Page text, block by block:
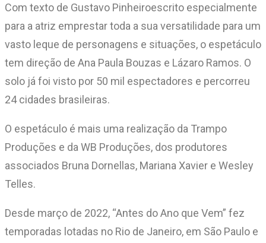
Com texto de Gustavo Pinheiroescrito especialmente
para a atriz emprestar toda a sua versatilidade para um
vasto leque de personagens e situações, o espetáculo
tem direção de Ana Paula Bouzas e Lázaro Ramos. O
solo já foi visto por 50 mil espectadores e percorreu
24 cidades brasileiras.
O espetáculo é mais uma realização da Trampo
Produções e da WB Produções, dos produtores
associados Bruna Dornellas, Mariana Xavier e Wesley
Telles.
Desde março de 2022, “Antes do Ano que Vem” fez
temporadas lotadas no Rio de Janeiro, em São Paulo e